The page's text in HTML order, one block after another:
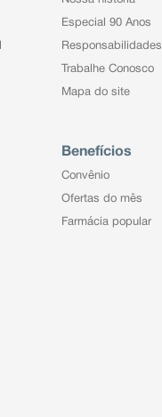
Especial 90 Anos
Responsabilidades
Trabalhe Conosco
Mapa do site
Benefícios
Convênio
Ofertas do mês
Farmácia popular